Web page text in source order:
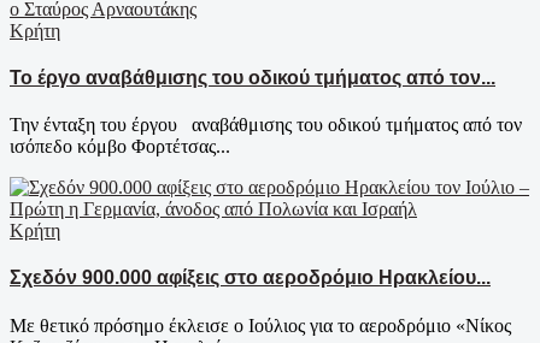
Κρήτη
Το έργο αναβάθμισης του οδικού τμήματος από τον...
Την ένταξη του έργου αναβάθμισης του οδικού τμήματος από τον
ισόπεδο κόμβο Φορτέτσας...
Κρήτη
Σχεδόν 900.000 αφίξεις στο αεροδρόμιο Ηρακλείου...
Με θετικό πρόσημο έκλεισε ο Ιούλιος για το αεροδρόμιο «Νίκος